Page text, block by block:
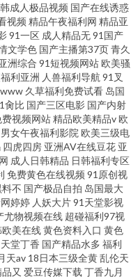
成人极品视频 国产在线诱惑
视频 精品午夜福利网 精品亚
91一区 成人精品无91国产
文学色 国产主播第37页青久
洲综合 91短视频网站欧美骚
利亚洲 人兽福利导航 91叉
久草福利免费试看 岛国
肏比 国产三区电影 国产内射
费视频网站精品欧美精品v欧
男女午夜福利影院 欧美三级电
四虎四房 亚洲AV在线豆花 亚
成人日韩精品 日韩福利专区
免费黄色在线视频 91原创视
不 国产极品自拍 岛国最大
婷婷 人妖大片91天堂影视
尤物视频在线 超碰福利97视
欧美在线黄色资料入口 黄色
堂丁香 国产精品水多 福利
天av 18日本三级全黄乱伦天
又 爱豆传媒下载 丁香九月